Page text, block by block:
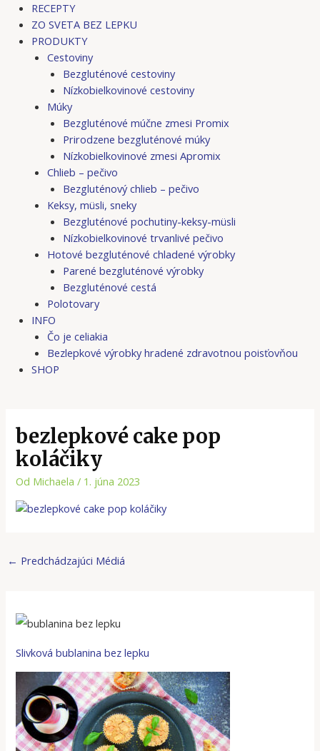
RECEPTY
ZO SVETA BEZ LEPKU
PRODUKTY
Cestoviny
Bezgluténové cestoviny
Nízkobielkovinové cestoviny
Múky
Bezgluténové múčne zmesi Promix
Prirodzene bezgluténové múky
Nízkobielkovinové zmesi Apromix
Chlieb – pečivo
Bezgluténový chlieb – pečivo
Keksy, müsli, sneky
Bezgluténové pochutiny-keksy-müsli
Nízkobielkovinové trvanlivé pečivo
Hotové bezgluténové chladené výrobky
Parené bezgluténové výrobky
Bezgluténové cestá
Polotovary
INFO
Čo je celiakia
Bezlepkové výrobky hradené zdravotnou poisťovňou
SHOP
bezlepkové cake pop
koláčiky
Od Michaela/ 1. júna 2023
← Predchádzajúci Médiá
Slivková bublanina bez lepku